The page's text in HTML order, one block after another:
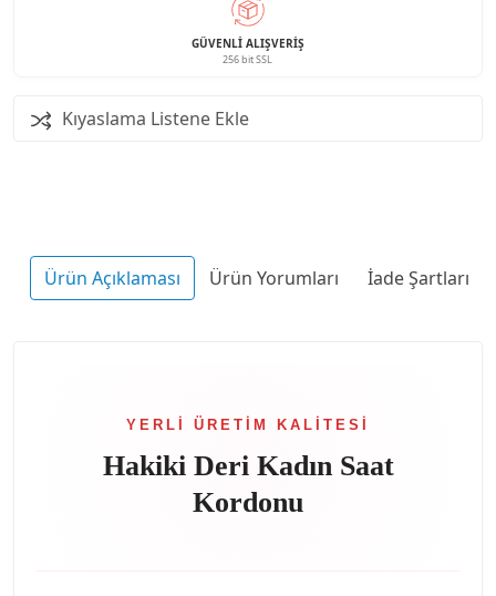
GÜVENLI ALIŞVERIŞ
256 bit SSL
Kıyaslama Listene Ekle
Ürün Açıklaması Ürün Yorumları İade Şartları
YERLI ÜRETIM KALITESI
Hakiki Deri Kadın Saat
Kordonu